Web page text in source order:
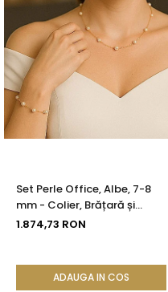
Set Perle Office, Albe, 7-8
mm - Colier, Brățară și
Cercei, Aur Galben 14K |
1.874,73 RON
ADAUGA IN COS